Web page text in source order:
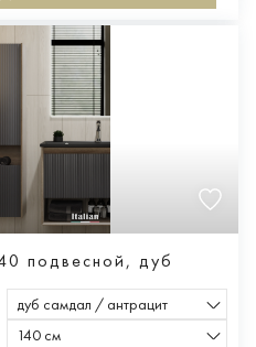
подвесной, дуб
дуб самдал / антрацит
140 см